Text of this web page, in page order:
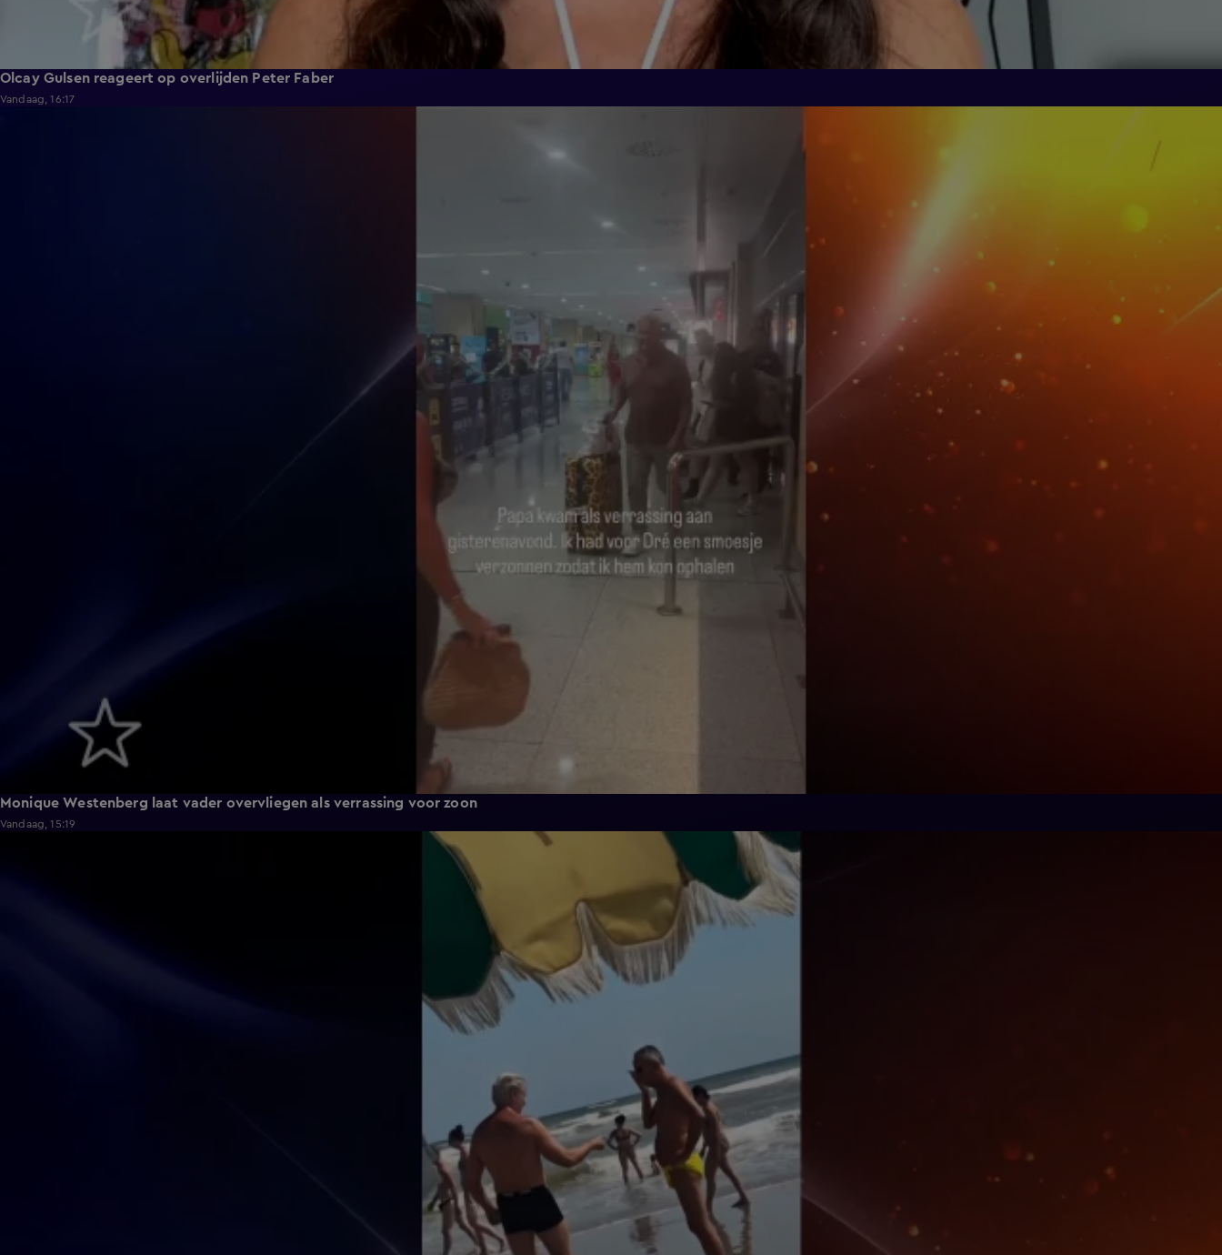
Olcay Gulsen reageert op overlijden Peter Faber
Vandaag, 16:17
Monique Westenberg laat vader overvliegen als verrassing voor zoon
Vandaag, 15:19